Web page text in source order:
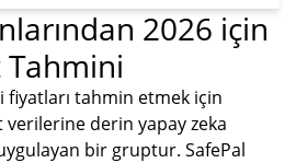
2026 için
Tahmini
fiyatları tahmin etmek için
verilerine derin yapay zeka
bir gruptur. SafePal